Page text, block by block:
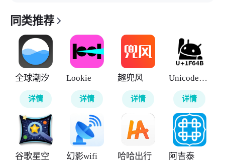
同类推荐
全球潮汐
详情
Lookie
详情
趣兜风
详情
UnicodePad
详情
谷歌星空 幻影wifi 哈哈出行 阿吉泰